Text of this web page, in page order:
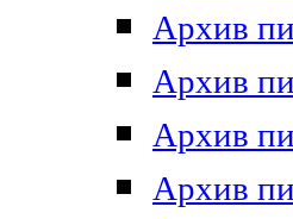
Архив
Архив
Архив
Архив